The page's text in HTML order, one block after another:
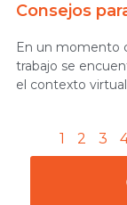
Consejos
En un momento
trabajo se
el contexto
1 2 3